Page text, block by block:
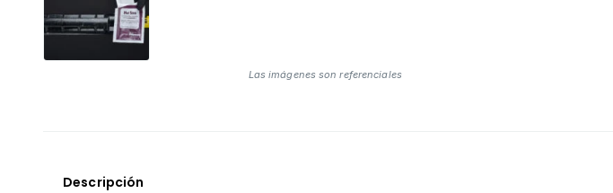
Las imágenes son referenciales
Descripción